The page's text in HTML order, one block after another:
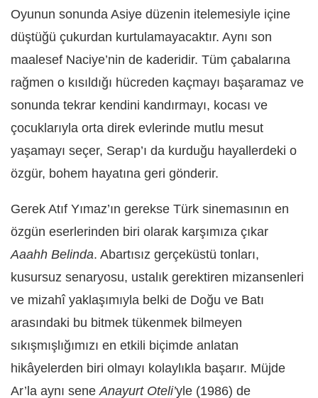
Oyunun sonunda Asiye düzenin itelemesiyle içine
düştüğü çukurdan kurtulamayacaktır. Aynı son
maalesef Naciye’nin de kaderidir. Tüm çabalarına
rağmen o kısıldığı hücreden kaçmayı başaramaz ve
sonunda tekrar kendini kandırmayı, kocası ve
çocuklarıyla orta direk evlerinde mutlu mesut
yaşamayı seçer, Serap’ı da kurduğu hayallerdeki o
özgür, bohem hayatına geri gönderir.
Gerek Atıf Yımaz’ın gerekse Türk sinemasının en
özgün eserlerinden biri olarak karşımıza çıkar
Aaahh Belinda. Abartısız gerçeküstü tonları,
kusursuz senaryosu, ustalık gerektiren mizansenleri
ve mizahî yaklaşımıyla belki de Doğu ve Batı
arasındaki bu bitmek tükenmek bilmeyen
sıkışmışlığımızı en etkili biçimde anlatan
hikâyelerden biri olmayı kolaylıkla başarır. Müjde
Ar’la aynı sene Anayurt Oteli’yle (1986) de